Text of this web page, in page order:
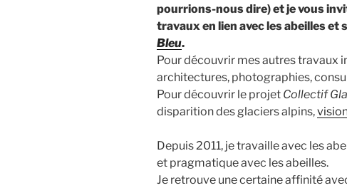
pourrions-nous dire) et je vous
travaux en lien avec les abeilles et
Bleu.
Pour découvrir mes autres travaux
architectures, photographies,
Pour découvrir le projet Collectif
disparition des glaciers alpins,
Depuis 2011, je travaille avec les
et pragmatique avec les abeilles.
Je retrouve une certaine affinité